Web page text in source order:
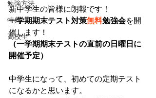
勉強方法
特典
高校生
新中学生の皆様に朗報です！
一学期期末テスト対策無料勉強会を開
催します！
（一学期期末テストの直前の日曜日に
開催予定）
中学生になって、初めての定期テスト
になるかと思います。